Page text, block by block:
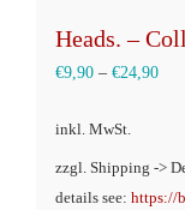
Heads. –
€9,90 – €24,90
inkl. MwSt.
zzgl. Shipping ->
details see: https://